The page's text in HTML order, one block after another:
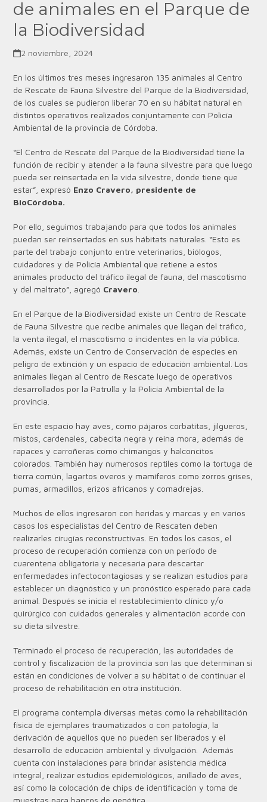
de animales en el Parque de
la Biodiversidad
2 noviembre, 2024
En los últimos tres meses ingresaron 135 animales al Centro
de Rescate de Fauna Silvestre del Parque de la Biodiversidad,
de los cuales se pudieron liberar 70 en su hábitat natural en
distintos operativos realizados conjuntamente con Policía
Ambiental de la provincia de Córdoba.
“El Centro de Rescate del Parque de la Biodiversidad tiene la
función de recibir y atender a la fauna silvestre para que luego
pueda ser reinsertada en la vida silvestre, donde tiene que
estar”, expresó Enzo Cravero, presidente de
BioCórdoba.
Por ello, seguimos trabajando para que todos los animales
puedan ser reinsertados en sus hábitats naturales. “Esto es
parte del trabajo conjunto entre veterinarios, biólogos,
cuidadores y de Policía Ambiental que retiene a estos
animales producto del tráfico ilegal de fauna, del mascotismo
y del maltrato”, agregó Cravero
En el Parque de la Biodiversidad existe un Centro de Rescate
de Fauna Silvestre que recibe animales que llegan del tráfico,
la venta ilegal, el mascotismo o incidentes en la vía pública.
Además, existe un Centro de Conservación de especies en
peligro de extinción y un espacio de educación ambiental. Los
animales llegan al Centro de Rescate luego de operativos
desarrollados por la Patrulla y la Policía Ambiental de la
provincia.
En este espacio hay aves, como pájaros corbatitas, jilgueros,
mistos, cardenales, cabecita negra y reina mora, además de
rapaces y carroñeras como chimangos y halconcitos
colorados. También hay numerosos reptiles como la tortuga de
tierra común, lagartos overos y mamíferos como zorros grises,
pumas, armadillos, erizos africanos y comadrejas.
Muchos de ellos ingresaron con heridas y marcas y en varios
casos los especialistas del Centro de Rescaten deben
realizarles cirugías reconstructivas. En todos los casos, el
proceso de recuperación comienza con un período de
cuarentena obligatoria y necesaria para descartar
enfermedades infectocontagiosas y se realizan estudios para
establecer un diagnóstico y un pronóstico esperado para cada
animal. Después se inicia el restablecimiento clínico y/o
quirúrgico con cuidados generales y alimentación acorde con
su dieta silvestre.
Terminado el proceso de recuperación, las autoridades de
control y fiscalización de la provincia son las que determinan si
están en condiciones de volver a su hábitat o de continuar el
proceso de rehabilitación en otra institución.
El programa contempla diversas metas como la rehabilitación
física de ejemplares traumatizados o con patología, la
derivación de aquellos que no pueden ser liberados y el
desarrollo de educación ambiental y divulgación. Además
cuenta con instalaciones para brindar asistencia médica
integral, realizar estudios epidemiológicos, anillado de aves,
así como la colocación de chips de identificación y toma de
muestras para bancos de genética.